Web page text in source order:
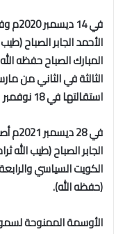
في
الأحمد الجابر الصباح
المبارك الصباح حفظه
استقالتها في 18 نوفمبر 2021م.
في
الكويت السياسي
(حفظه الله).
الأوسمة الممنوحة